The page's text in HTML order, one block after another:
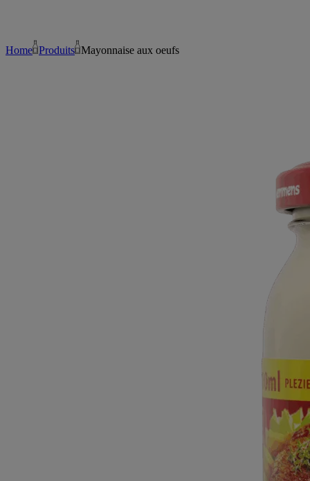
Home Produits Mayonnaise aux oeufs